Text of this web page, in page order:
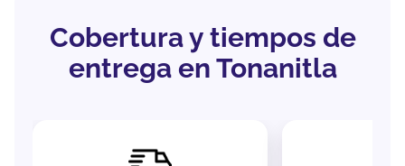
Cobertura y tiempos de
entrega en Tonanitla